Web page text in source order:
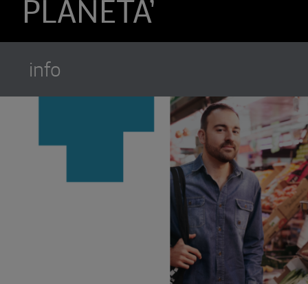
infoSuscríbete a
Utiliza cualquiera de tus clietes
recibir los nuevos episodios al